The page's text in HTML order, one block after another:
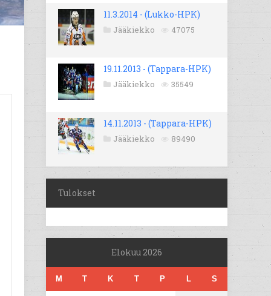
11.3.2014 - (Lukko-HPK)
Jääkiekko 47075
19.11.2013 - (Tappara-HPK)
Jääkiekko 35549
14.11.2013 - (Tappara-HPK)
Jääkiekko 89490
Tulokset
Elokuu 2026
M T K T P L S